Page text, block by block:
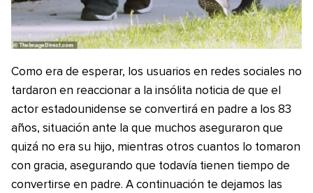
Como era de esperar, los usuarios en redes sociales no
tardaron en reaccionar a la insólita noticia de que el
actor estadounidense se convertirá en padre a los 83
años, situación ante la que muchos aseguraron que
quizá no era su hijo, mientras otros cuantos lo tomaron
con gracia, asegurando que todavía tienen tiempo de
convertirse en padre. A continuación te dejamos las